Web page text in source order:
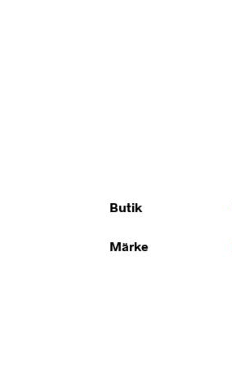
Butik
Märke